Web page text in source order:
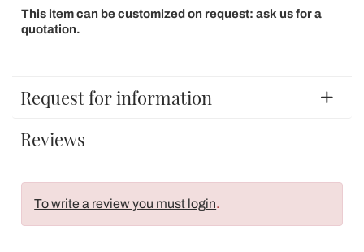
This item can be customized on request: ask us for a
quotation.
Request for information
Reviews
To write a review you must login.